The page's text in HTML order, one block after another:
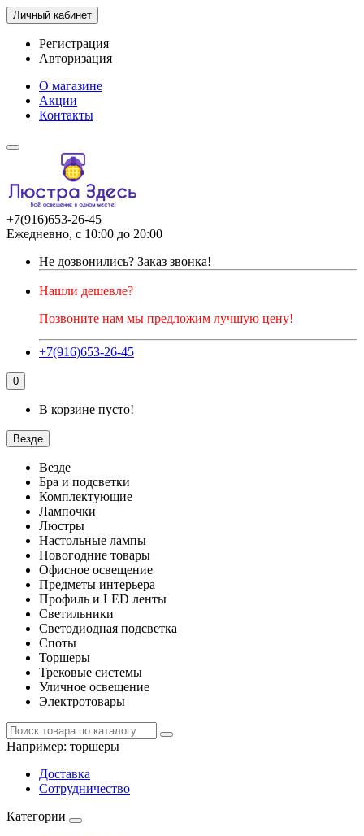
Личный кабинет
Регистрация
Авторизация
О магазине
Акции
Контакты
+7(916)653-26-45
Ежедневно, с 10:00 до 20:00
Не дозвонились? Заказ звонка!
Нашли дешевле?
Позвоните нам мы предложим лучшую цену!
+7(916)653-26-45
0
В корзине пусто!
Везде
Везде
Бра и подсветки
Комплектующие
Лампочки
Люстры
Настольные лампы
Новогодние товары
Офисное освещение
Предметы интерьера
Профиль и LED ленты
Светильники
Светодиодная подсветка
Споты
Торшеры
Трековые системы
Уличное освещение
Электротовары
Например: торшеры
Доставка
Сотрудничество
Категории